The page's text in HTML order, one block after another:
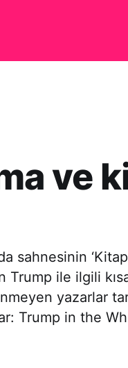
ve
sahnesinin
Trump ile ilgili
yazarlar
Trump in the